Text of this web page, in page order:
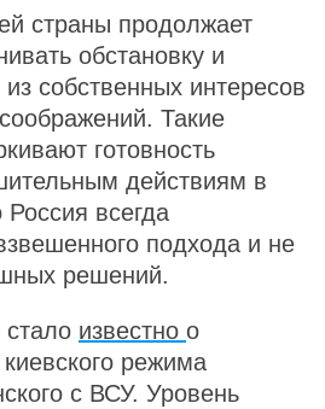
страны продолжает
обстановку и
собственных интересов
Такие
готовность
действиям в
всегда
подхода и не
решений.
известно о
режима
с ВСУ. Уровень